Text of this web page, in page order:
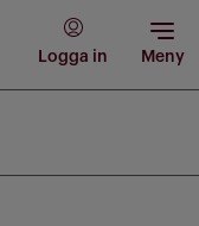
Logga in Meny